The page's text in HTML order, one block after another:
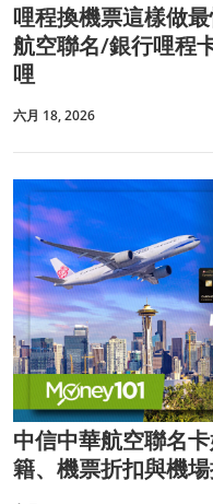
哩程換機票這樣做
航空聯名/銀行哩程
哩
六月 18, 2026
中信中華航空聯名
籍、機票折扣與機